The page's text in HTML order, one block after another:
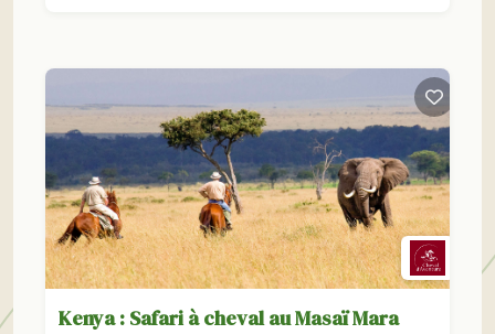
Kenya : Safari à cheval au Masaï Mara